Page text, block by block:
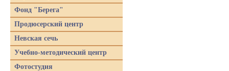
Фонд "Берега"
Продюсерский центр
Невская сечь
Учебно-методический центр
Фотостудия